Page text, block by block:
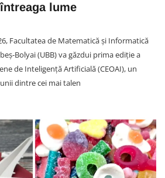
lume
Facultatea de Matematică și Informatică
Bolyai (UBB) va găzdui prima ediție a
de Inteligență Artificială (CEOAI), un
dintre cei mai talen